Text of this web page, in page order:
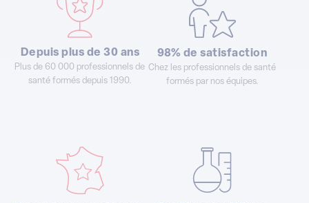
Depuis plus de 30 ans
Plus de 60 000 professionnels de
santé formés depuis 1990.
98% de satisfaction
Chez les professionnels de santé
formés par nos équipes.